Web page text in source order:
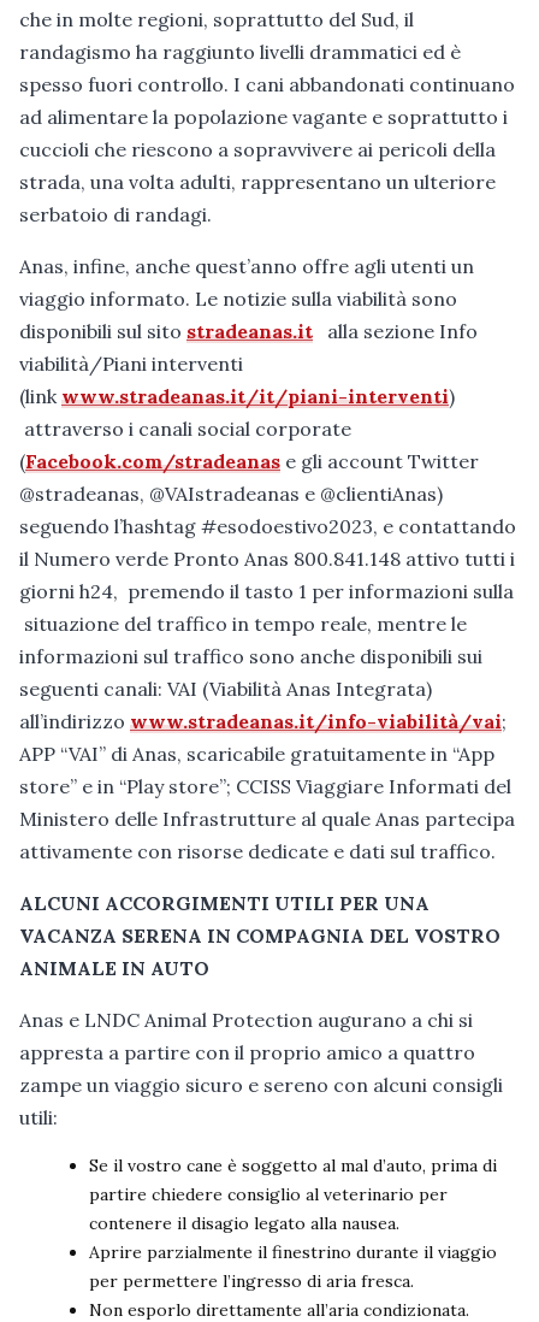
che in molte regioni, soprattutto del Sud, il
randagismo ha raggiunto livelli drammatici ed è
spesso fuori controllo. I cani abbandonati continuano
ad alimentare la popolazione vagante e soprattutto i
cuccioli che riescono a sopravvivere ai pericoli della
strada, una volta adulti, rappresentano un ulteriore
serbatoio di randagi.
Anas, infine, anche quest’anno offre agli utenti un
viaggio informato. Le notizie sulla viabilità sono
disponibili sul sito stradeanas.it alla sezione Info
viabilità/Piani interventi
(link www.stradeanas.it/it/piani-interventi)
attraverso i canali social corporate
(Facebook.com/stradeanas e gli account Twitter
@stradeanas, @VAIstradeanas e @clientiAnas)
seguendo l’hashtag #esodoestivo2023, e contattando
il Numero verde Pronto Anas 800.841.148 attivo tutti i
giorni h24, premendo il tasto 1 per informazioni sulla
situazione del traffico in tempo reale, mentre le
informazioni sul traffico sono anche disponibili sui
seguenti canali: VAI (Viabilità Anas Integrata)
all’indirizzo www.stradeanas.it/info-viabilità/vai;
APP “VAI” di Anas, scaricabile gratuitamente in “App
store” e in “Play store”; CCISS Viaggiare Informati del
Ministero delle Infrastrutture al quale Anas partecipa
attivamente con risorse dedicate e dati sul traffico.
ALCUNI ACCORGIMENTI UTILI PER UNA
VACANZA SERENA IN COMPAGNIA DEL VOSTRO
ANIMALE IN AUTO
Anas e LNDC Animal Protection augurano a chi si
appresta a partire con il proprio amico a quattro
zampe un viaggio sicuro e sereno con alcuni consigli
utili:
Se il vostro cane è soggetto al mal d’auto, prima di
partire chiedere consiglio al veterinario per
contenere il disagio legato alla nausea.
Aprire parzialmente il finestrino durante il viaggio
per permettere l’ingresso di aria fresca.
Non esporlo direttamente all’aria condizionata.